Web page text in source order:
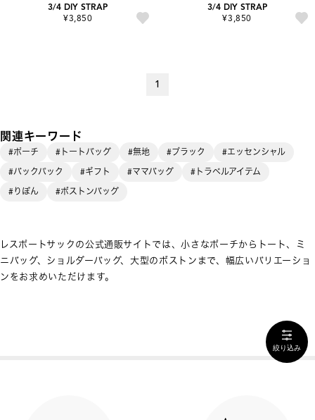
3/4 DIY STRAP
¥3,850
3/4 DIY STRAP
¥3,850
1
関連キーワード
#ポーチ #トートバッグ #無地 #ブラック
#エッセンシャル
#バックパック
#ギフト #ママバッグ
#トラベルアイテム
#りぼん
#ボストンバッグ
レスポートサックの公式通販サイトでは、小さなポーチからトート、ミ
ニバッグ、ショルダーバッグ、大型のボストンまで、幅広いバリエーショ
ンをお求めいただけます。
絞り込み